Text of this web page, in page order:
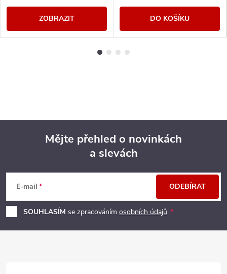
ZOBRAZIT DO KOŠÍKU
p
a
Mějte přehled o novinkách
a slevách
E-mail
SOUHLASÍM se zpracováním osobních údajů.
ODEBÍRAT